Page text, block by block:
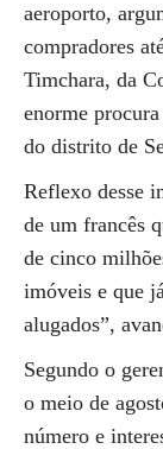
aeroporto,
compradores
Timchara, da
enorme
do distrito de
Reflexo desse
de um francês
de cinco
imóveis e que
alugados”,
Segundo o
o meio de
número e